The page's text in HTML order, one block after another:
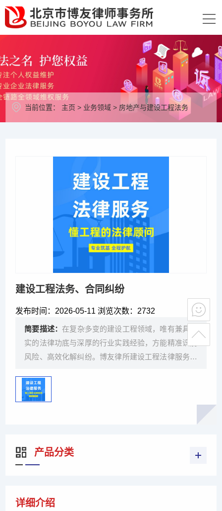
当前位置： 主页 > 业务领域 > 房地产与建设工程法务
建设工程法务、合同纠纷
发布时间： 2026-05-11 浏览次数： 2732
简要描述： 在复杂多变的建设工程领域，唯有兼具扎
实的法律功底与深厚的行业实践经验，方能精准识别
风险、高效化解纠纷。博友律所建设工程法律服务团
产品分类
详细介绍